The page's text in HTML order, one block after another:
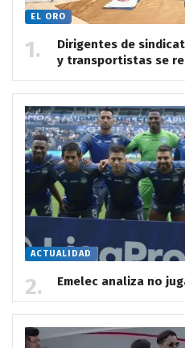
EL ORO
Dirigentes de
y transportistas se
ACTUALIDAD
Emelec analiza no